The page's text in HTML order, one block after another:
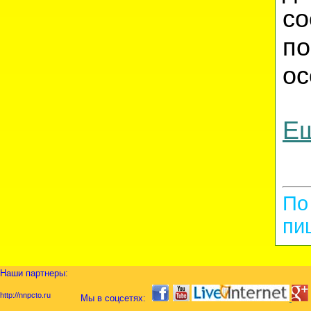
Наши партнеры:
Мы в соцсетях:
http://nnpcto.ru